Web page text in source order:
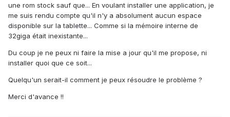
une rom stock sauf que... En voulant installer une application, je
me suis rendu compte qu'il n'y a absolument aucun espace
disponible sur la tablette... Comme si la mémoire interne de
32giga était inexistante...
Du coup je ne peux ni faire la mise a jour qu'il me propose, ni
installer quoi que ce soit...
Quelqu'un serait-il comment je peux résoudre le problème ?
Merci d'avance !!